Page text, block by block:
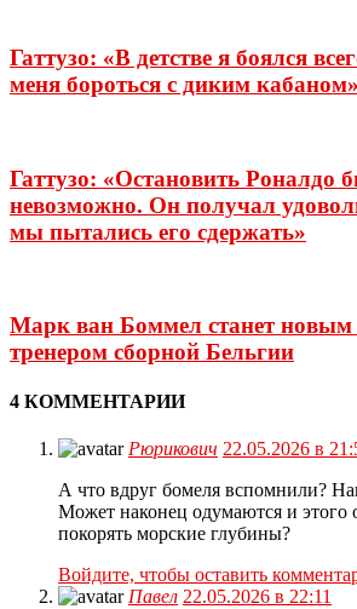
Гаттузо: «В детстве я боялся
меня бороться с диким кабаном»
Гаттузо: «Остановить Роналдо
невозможно. Он получал
мы пытались его сдержать»
Марк ван Боммел станет
тренером сборной Бельгии
4 КОММЕНТАРИИ
Рюрикович 22.05.2026 в
А что вдруг бомеля вспомнили?
Может наконец одумаются и этого
покорять морские глубины?
Войдите, чтобы оставить
Павел 22.05.2026 в 22:11